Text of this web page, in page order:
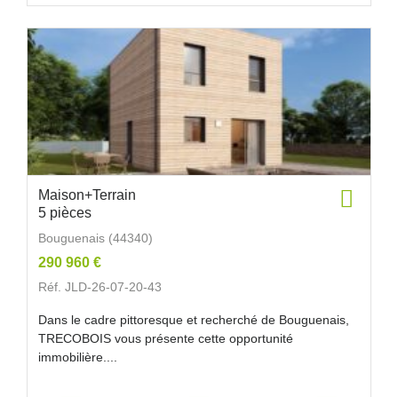
Maison+Terrain
5 pièces
Bouguenais (44340)
290 960 €
Réf. JLD-26-07-20-43
Dans le cadre pittoresque et recherché de Bouguenais,
TRECOBOIS vous présente cette opportunité
immobilière....